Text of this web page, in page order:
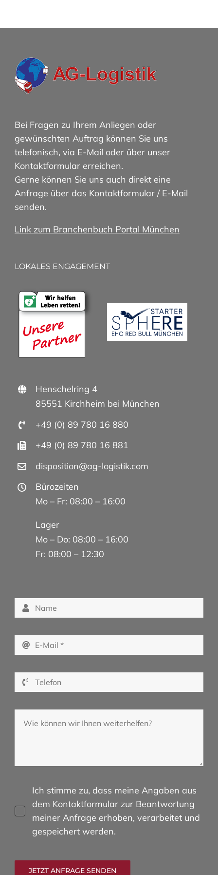
Bei Fragen zu Ihrem Anliegen oder
gewünschten Auftrag können Sie uns
telefonisch, via E-Mail oder über unser
Kontaktformular erreichen.
Gerne können Sie uns auch direkt eine
Anfrage über das Kontaktformular / E-Mail
senden.
Link zum Branchenbuch Portal München
LOKALES ENGAGEMENT
Henschelring 4
85551 Kirchheim bei München
+49 (0) 89 780 16 880
+49 (0) 89 780 16 881
disposition@ag-logistik.com
Bürozeiten
Mo – Fr: 08:00 – 16:00
Lager
Mo – Do: 08:00 – 16:00
Fr: 08:00 – 12:30
Ich stimme zu, dass meine Angaben aus
dem Kontaktformular zur Beantwortung
meiner Anfrage erhoben, verarbeitet und
gespeichert werden.
JETZT ANFRAGE SENDEN